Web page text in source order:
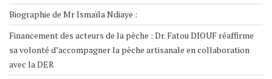
Biographie de Mr Ismaïla Ndiaye :
Financement des acteurs de la pêche : Dr. Fatou DIOUF réaffirme
sa volonté d’accompagner la pêche artisanale en collaboration
avec la DER